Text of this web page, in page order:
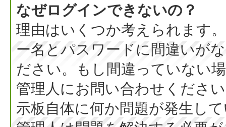
なぜログインできないの？
理由はいくつか考えられます
ー名とパスワードに間違いが
ださい。もし間違っていない
管理人にお問い合わせくださ
示板自体に何か問題が発生し